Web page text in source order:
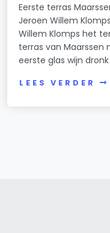
Eerste terras
Jeroen Willem
Willem Klomps het
terras van Maarssen
eerste glas wijn
LEES VERDER